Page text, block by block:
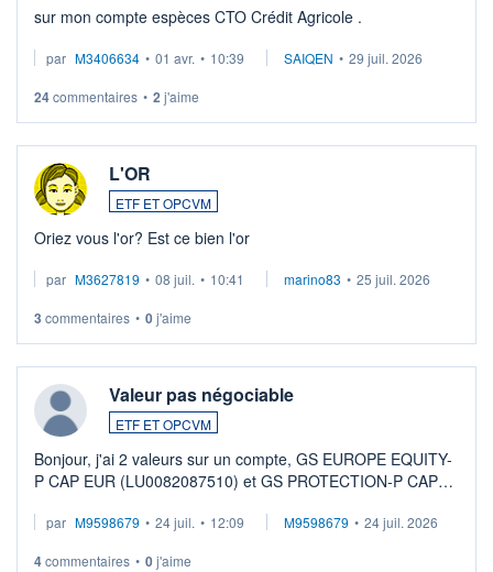
sur mon compte espèces CTO Crédit Agricole .
par M3406634 • 01 avr. • 10:39 SAIQEN • 29 juil. 2026
24commentaires • 2 j'aime
L'OR
ETF ET OPCVM
Oriez vous l'or? Est ce bien l'or
par M3627819 • 08 juil. • 10:41 marino83 • 25 juil. 2026
3 commentaires • 0j'aime
Valeur pas négociable
ETF ET OPCVM
Bonjour, j'ai 2 valeurs sur un compte, GS EUROPE EQUITY-
P CAP EUR (LU0082087510) et GS PROTECTION-P CAP
veux procéder à la vente, on me signale ...
par M9598679 • 24 juil. • 12:09 M9598679 • 24 juil. 2026
4commentaires • 0j'aime